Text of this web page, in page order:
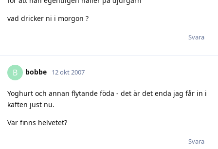
vad dricker ni i morgon ?
Svara
B bobbe 12 okt 2007
Yoghurt och annan flytande föda - det är det enda jag får in i
käften just nu.
Var finns helvetet?
Svara